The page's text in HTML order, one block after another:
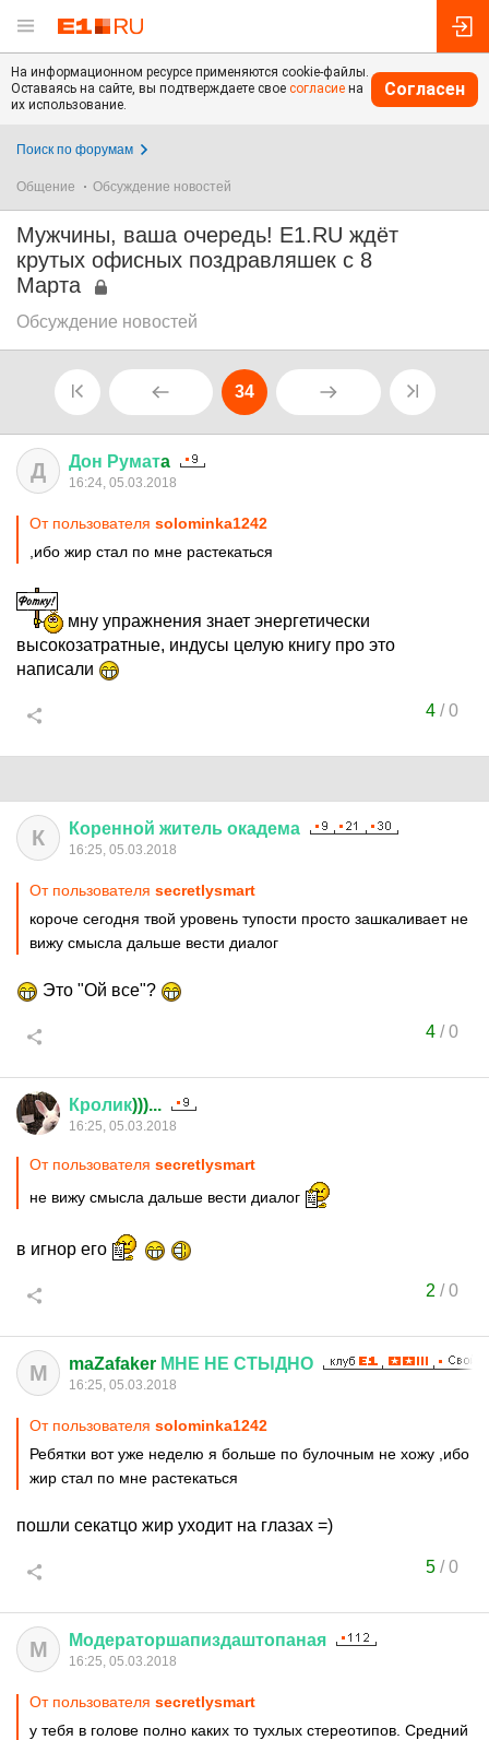
На информационном ресурсе применяются cookie-файлы.
Оставаясь на сайте, вы подтверждаете свое согласие на
их использование.
Согласен
Поиск по форумам
Общение Обсуждение новостей
Мужчины, ваша очередь! E1.RU ждёт
крутых офисных поздравляшек с 8
Марта
Обсуждение новостей
34
Д Дон Руматa
16:24, 05.03.2018
От пользователя solominka1242
,ибо жир стал по мне растекаться
мну упражнения знает энергетически
высокозатратные, индусы целую книгу про это
написали
4/0
К Коренной житель окадема
16:25, 05.03.2018
От пользователя secretlysmart
короче сегодня твой уровень тупости просто зашкаливает не
вижу смысла дальше вести диалог
Это "Ой все"?
4/0
Кролик)))...
16:25, 05.03.2018
От пользователя secretlysmart
не вижу смысла дальше вести диалог
в игнор его
2 /0
M maZafaker МНЕ НЕ СТЫДНО
16:25, 05.03.2018
От пользователя solominka1242
Ребятки вот уже неделю я больше по булочным не хожу ,ибо
жир стал по мне растекаться
пошли секатцо жир уходит на глазах =)
5/0
М Модераторшапиздаштопаная
16:25, 05.03.2018
От пользователя secretlysmart
у тебя в голове полно каких то тухлых стереотипов. Средний